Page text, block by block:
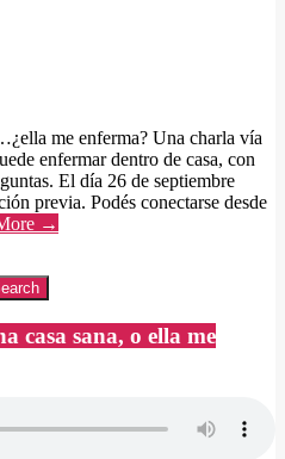
me enferma? Una charla vía
enfermar dentro de casa, con
El día 26 de septiembre
previa. Podés conectarse desde
→
casa sana, o ella me